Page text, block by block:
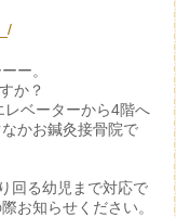
ー。
か？
ベーターから4階へ
かお鍼灸接骨院で
回る幼児まで対応で
お知らせください。